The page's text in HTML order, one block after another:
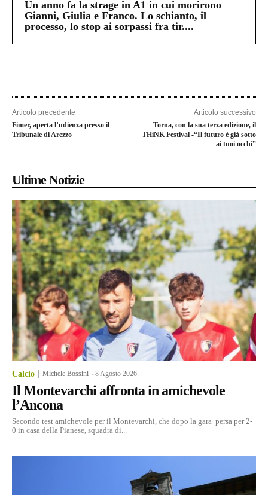
Un anno fa la strage in A1 in cui morirono
Gianni, Giulia e Franco. Lo schianto, il
processo, lo stop ai sorpassi fra tir....
Articolo precedente
Fimer, aperta l’udienza presso il
Tribunale di Arezzo
Articolo successivo
Torna, con la sua terza edizione, il
THiNK Festival -“Il futuro è già sotto
ai tuoi occhi”
Ultime Notizie
Calcio Michele Bossini -8 Agosto 2026
Il Montevarchi affronta in amichevole
l’Ancona
Secondo test amichevole per il Montevarchi, che dopo la gara persa per 2-
0 in casa della Pianese, squadra di...